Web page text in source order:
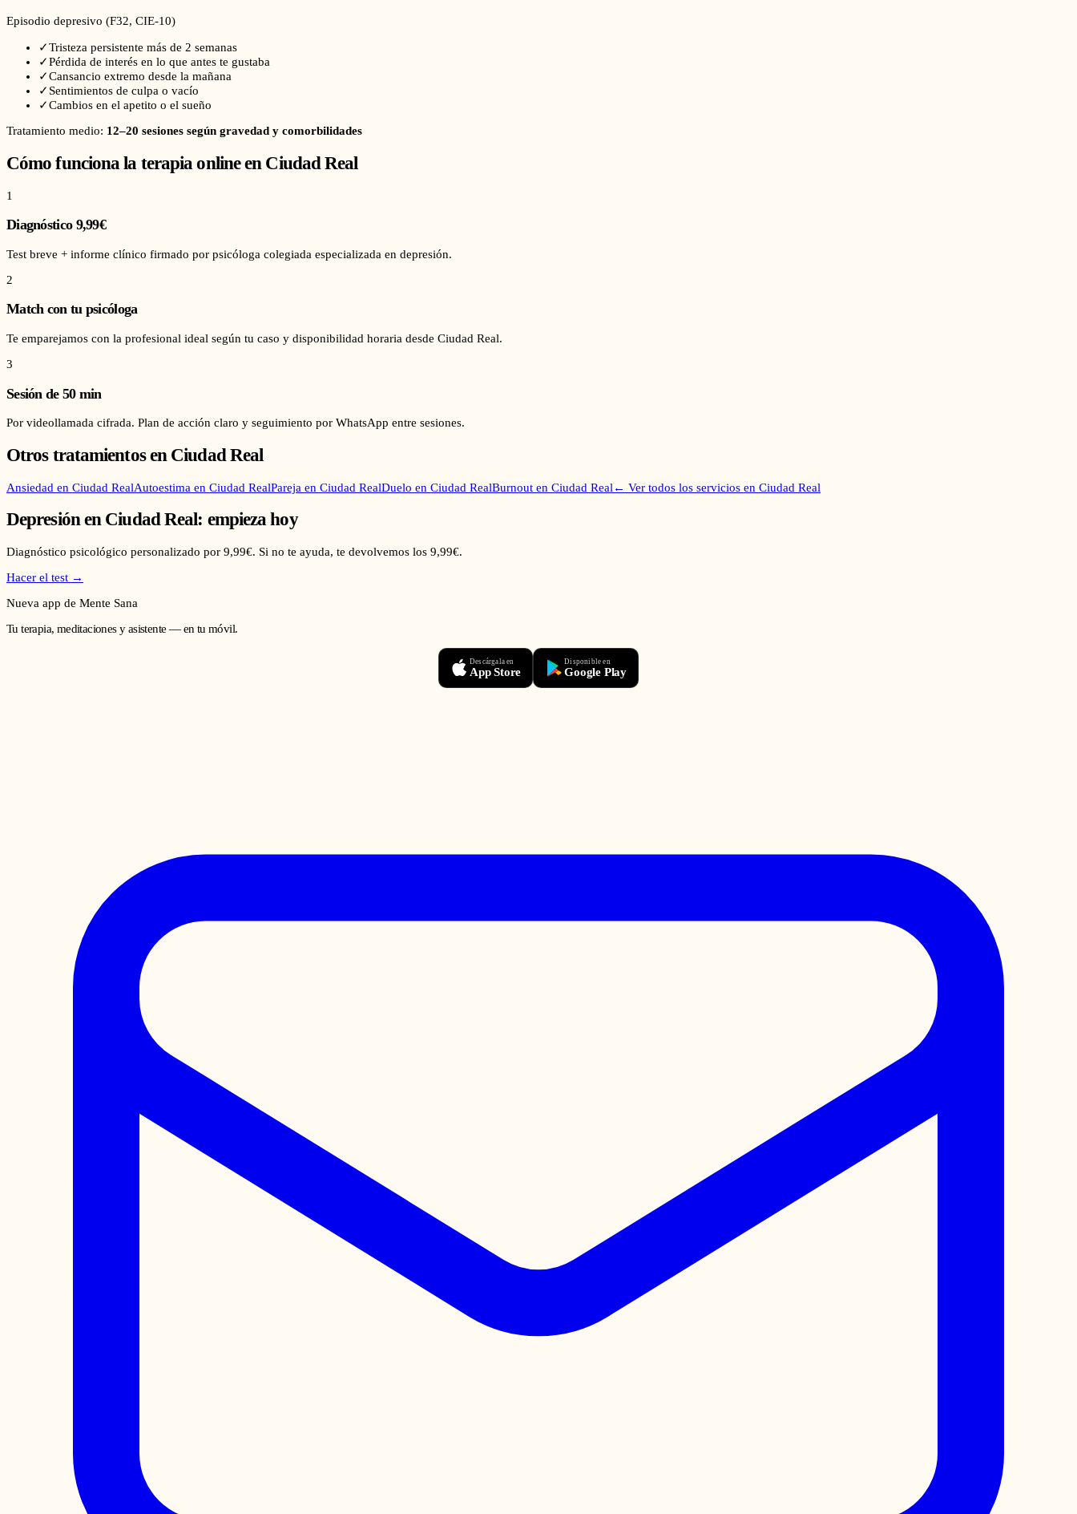
Episodio depresivo (F32, CIE-10)
✓Tristeza persistente más de 2 semanas
✓Pérdida de interés en lo que antes te gustaba
✓Cansancio extremo desde la mañana
✓ Sentimientos de culpa o vacío
✓Cambios en el apetito o el sueño
Tratamiento medio: 12–20 sesiones según gravedad y comorbilidades
Cómo funciona la terapia online en Ciudad Real
1
Diagnóstico 9,99€
Test breve + informe clínico firmado por psicóloga colegiada especializada en depresión.
2
Match con tu psicóloga
Te emparejamos con la profesional ideal según tu caso y disponibilidad horaria desde Ciudad Real.
3
Sesión de 50 min
Por videollamada cifrada. Plan de acción claro y seguimiento por WhatsApp entre sesiones.
Otros tratamientos en Ciudad Real
Ansiedad en Ciudad RealAutoestima en Ciudad RealPareja en Ciudad RealDuelo en Ciudad RealBurnout en Ciudad Real ← Ver todos los servicios en Ciudad Real
Depresiónen Ciudad Real: empieza hoy
Diagnóstico psicológico personalizado por 9,99€. Si no te ayuda, te devolvemos los 9,99€.
Hacer el test →
Nueva app de Mente Sana
Tu terapia, meditaciones y asistente — en tu móvil.
Descárgala en
App Store
Disponible en
Google Play